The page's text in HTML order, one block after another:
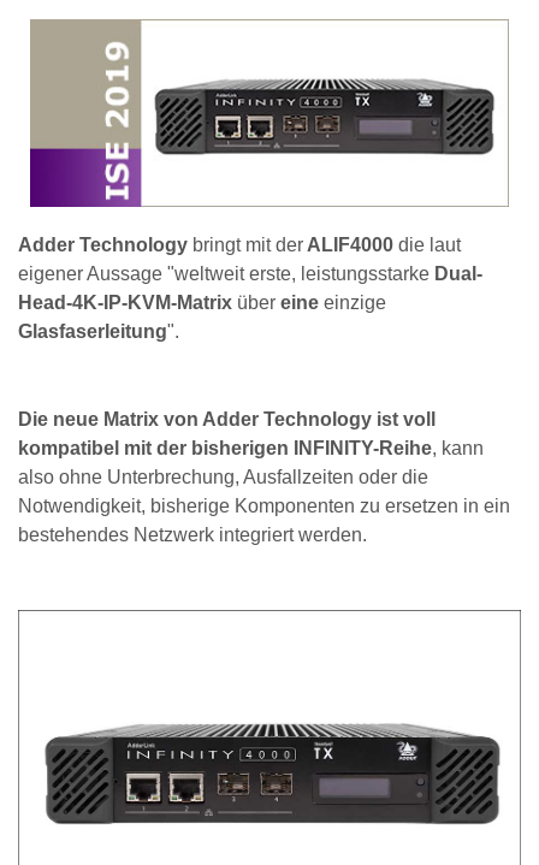
Adder Technology bringt mit der ALIF4000 die laut
eigener Aussage "weltweit erste, leistungsstarke Dual-
Head-4K-IP-KVM-Matrix über eine einzige
Glasfaserleitung".
Die neue Matrix von Adder Technology ist voll
kompatibel mit der bisherigen INFINITY-Reihe, kann
also ohne Unterbrechung, Ausfallzeiten oder die
Notwendigkeit, bisherige Komponenten zu ersetzen in ein
bestehendes Netzwerk integriert werden.